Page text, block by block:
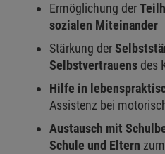
Ermöglichung der
sozialen Miteinander
Stärkung der
Selbstvertrauens des
Hilfe in
Assistenz bei
Austausch mit
Schule und Eltern